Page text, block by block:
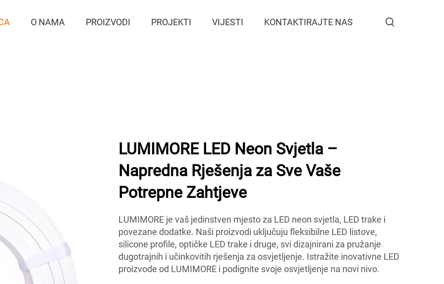
O NAMA PROIZVODI PROJEKTI VIJESTI KONTAKTIRAJTE NAS
LUMIMORE LED Neon Svjetla –
Napredna Rješenja za Sve Vaše
Potrepne Zahtjeve
LUMIMORE je vaš jedinstven mjesto za LED neon svjetla, LED trake i
povezane dodatke. Naši proizvodi uključuju fleksibilne LED listove,
silicone profile, optičke LED trake i druge, svi dizajnirani za pružanje
dugotrajnih i učinkovitih rješenja za osvjetljenje. Istražite inovativne LED
proizvode od LUMIMORE i podignite svoje osvjetljenje na novi nivo.